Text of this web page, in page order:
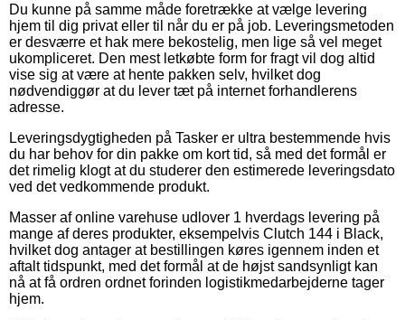
Du kunne på samme måde foretrække at vælge levering
hjem til dig privat eller til når du er på job. Leveringsmetoden
er desværre et hak mere bekostelig, men lige så vel meget
ukompliceret. Den mest letkøbte form for fragt vil dog altid
vise sig at være at hente pakken selv, hvilket dog
nødvendiggør at du lever tæt på internet forhandlerens
adresse.
Leveringsdygtigheden på Tasker er ultra bestemmende hvis
du har behov for din pakke om kort tid, så med det formål er
det rimelig klogt at du studerer den estimerede leveringsdato
ved det vedkommende produkt.
Masser af online varehuse udlover 1 hverdags levering på
mange af deres produkter, eksempelvis Clutch 144 i Black,
hvilket dog antager at bestillingen køres igennem inden et
aftalt tidspunkt, med det formål at de højst sandsynligt kan
nå at få ordren ordnet forinden logistikmedarbejderne tager
hjem.